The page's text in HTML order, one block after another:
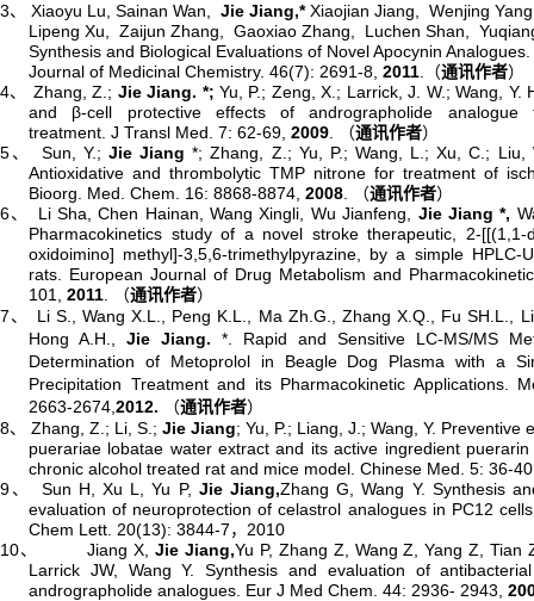
3、 Xiaoyu Lu, Sainan Wan, Jie Jiang,*Xiaojian Jiang,
Wenjing
Lipeng Xu,
Zaijun Zhang, Gaoxiao Zhang, Luchen Shan,
Synthesis and Biological Evaluations of Novel Apocynin
Journal of Medicinal Chemistry. 46(7): 2691-8, 2011 （通讯作者）
4、 Zhang, Z.; Jie Jiang. *; Yu, P.; Zeng, X.; Larrick, J. W.; Wang, Y.
and β-cell protective effects of andrographolide analogue
treatment. J Transl Med. 7: 62-69, 2009 （通讯作者）
5、 Sun, Y.; Jie Jiang *; Zhang, Z.; Yu, P.; Wang, L.; Xu, C.; Liu,
Antioxidative and thrombolytic TMP nitrone for treatment of
Bioorg. Med. Chem. 16: 8868-8874, 2008 （通讯作者）
6、 Li Sha, Chen Hainan, Wang Xingli, Wu Jianfeng, Jie Jiang *,
Pharmacokinetics study of a novel stroke therapeutic, 2-[[(1,1-
oxidoimino] methyl]-3,5,6-trimethylpyrazine, by a simple HPLC-
rats. European Journal of Drug Metabolism and
101, 2011 （通讯作者）
7、
Li S., Wang X.L., Peng K.L., Ma Zh.G., Zhang X.Q., Fu SH.L.,
Hong A.H., Jie Jiang. * . Rapid and Sensitive LC-MS/MS
Determination of Metoprolol in Beagle Dog Plasma with a
Precipitation Treatment and its Pharmacokinetic Applications.
2663-2674, 2012. （通讯作者）
8、 Zhang, Z.; Li, S.; Jie Jiang; Yu, P.; Liang, J.; Wang, Y. Preventive
puerariae lobatae water extract and its active ingredient
chronic alcohol treated rat and mice model. Chinese Med. 5: 36-
9、
Sun H ,Xu L ,Yu P, Jie Jiang,Zhang G ,Wang Y. Synthesis
evaluation of neuroprotection of celastrol analogues in PC12
Chem Lett. 20(13): 3844-7 ， 2010
10、
Jiang X, Jie Jiang,Yu P, Zhang Z Wang Z ,Yang Z ,Tian
Larrick JW, Wang Y. Synthesis and evaluation of
andrographolide analogues. Eur J Med Chem. 44: 2936- 2943,